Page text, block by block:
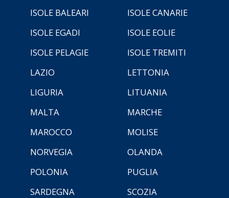
ISOLE BALEARI
ISOLE CANARIE
ISOLE EGADI
ISOLE EOLIE
ISOLE PELAGIE
ISOLE TREMITI
LAZIO
LETTONIA
LIGURIA
LITUANIA
MALTA
MARCHE
MAROCCO
MOLISE
NORVEGIA
OLANDA
POLONIA
PUGLIA
SARDEGNA
SCOZIA